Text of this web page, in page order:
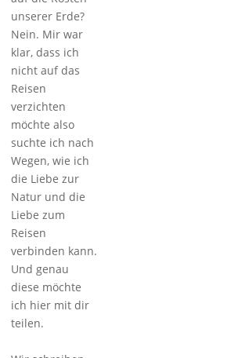
unserer Erde?
Nein. Mir war
klar, dass ich
nicht auf das
Reisen
verzichten
möchte also
suchte ich nach
Wegen, wie ich
die Liebe zur
Natur und die
Liebe zum
Reisen
verbinden kann.
Und genau
diese möchte
ich hier mit dir
teilen.